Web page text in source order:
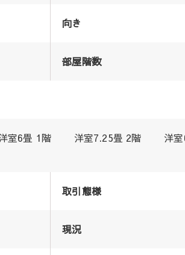
向き
部屋階数
室6畳 1階 洋室7.25畳 2階 洋室
取引態様
現況